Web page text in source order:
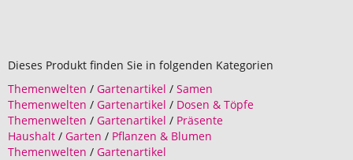
Dieses Produkt finden Sie in folgenden Kategorien
Themenwelten / Gartenartikel / Samen
Themenwelten / Gartenartikel / Dosen & Töpfe
Themenwelten / Gartenartikel / Präsente
Haushalt / Garten / Pflanzen & Blumen
Themenwelten / Gartenartikel